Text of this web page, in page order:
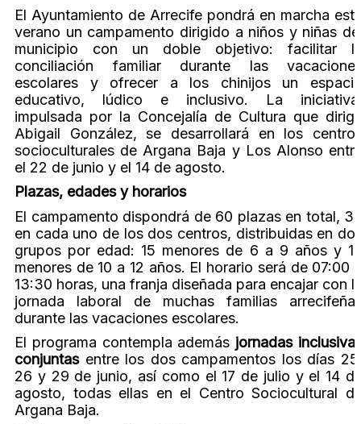
El Ayuntamiento de Arrecife pondrá en marcha
verano un campamento dirigido a niños y niñas
municipio con un doble objetivo: facilitar
conciliación familiar durante las
escolares y ofrecer a los chinijos un
educativo, lúdico e inclusivo. La
impulsada por la Concejalía de Cultura que
Abigail González, se desarrollará en los
socioculturales de Argana Baja y Los Alonso
el 22 de junio y el 14 de agosto.
Plazas, edades y horarios
El campamento dispondrá de 60 plazas en total,
en cada uno de los dos centros, distribuidas en
grupos por edad: 15 menores de 6 a 9 años y
menores de 10 a 12 años. El horario será de 07:00
13:30 horas, una franja diseñada para encajar con
jornada laboral de muchas familias
durante las vacaciones escolares.
El programa contempla además jornadas
conjuntasentre los dos campamentos los días
26 y 29 de junio, así como el 17 de julio y el 14
agosto, todas ellas en el Centro Sociocultural
Argana Baja.